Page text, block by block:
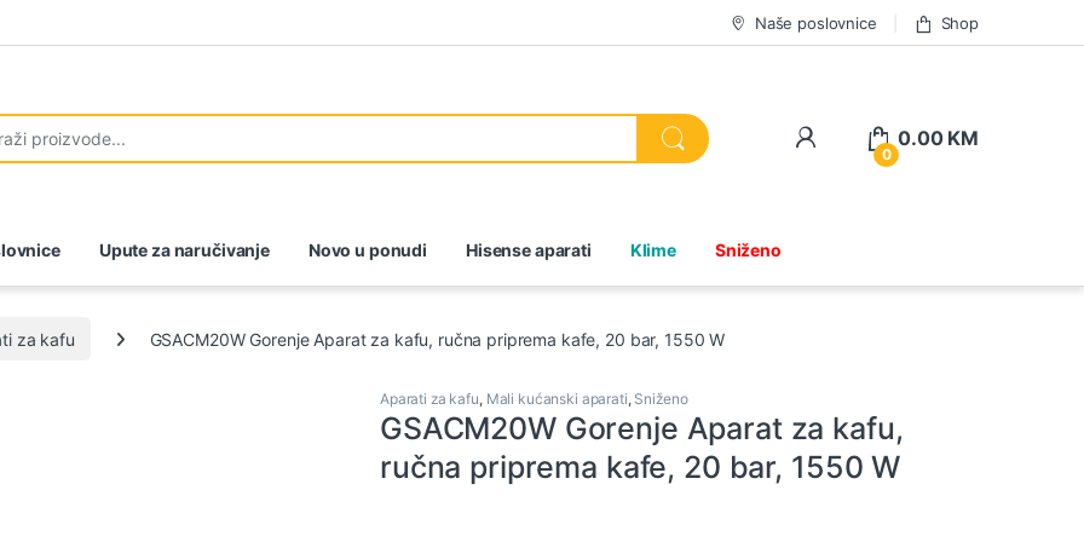
Naše poslovnice Shop
0
0.00 KM
Upute za naručivanje Novo u ponudi Hisense aparati Klime Sniženo
za kafu GSACM20W Gorenje Aparat za kafu, ručna priprema kafe, 20 bar, 1550 W
Aparati za kafu, Mali kućanski aparati, Sniženo
GSACM20W Gorenje Aparat za kafu,
ručna priprema kafe, 20 bar, 1550 W